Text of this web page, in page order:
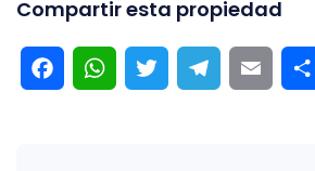
Compartir esta propiedad
FacebookWhatsAppTwitter TelegramEmail